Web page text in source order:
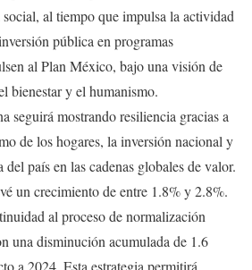
al tiempo que impulsa la actividad
pública en programas
al Plan México, bajo una visión de
bienestar y el humanismo.
seguirá mostrando resiliencia gracias a
de los hogares, la inversión nacional y
país en las cadenas globales de valor.
un crecimiento de entre 1.8% y 2.8%.
al proceso de normalización
una disminución acumulada de 1.6
a 2024. Esta estrategia permitirá